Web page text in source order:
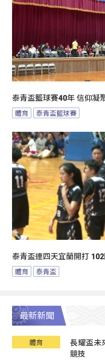
泰青盃籃球賽40年 信仰凝
體育 泰青盃籃球賽
泰青盃連四天宜蘭開打
體育 泰青盃
最新新聞
體育
長耀盃未
競技